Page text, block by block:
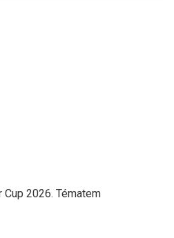
2026. Tématem